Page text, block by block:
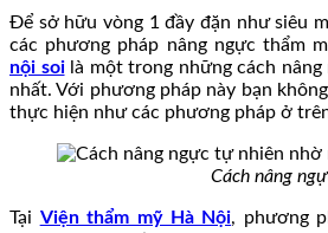
Để sở hữu vòng 1 đầy đặn như siêu
các phương pháp nâng ngực thẩm
nội soilà một trong những cách nâng
nhất. Với phương pháp này bạn
thực hiện như các phương pháp ở
Cách nâng
Tại Viện thẩm mỹ Hà Nội, phương